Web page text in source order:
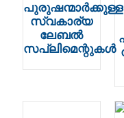
പുരുഷന്മാർക്കുള്ള
സ്വകാര്യ
ലേബൽ
സപ്ലിമെന്റുകൾ